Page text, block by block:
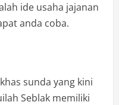
ide usaha jajanan
anda coba.
sunda yang kini
Seblak memiliki